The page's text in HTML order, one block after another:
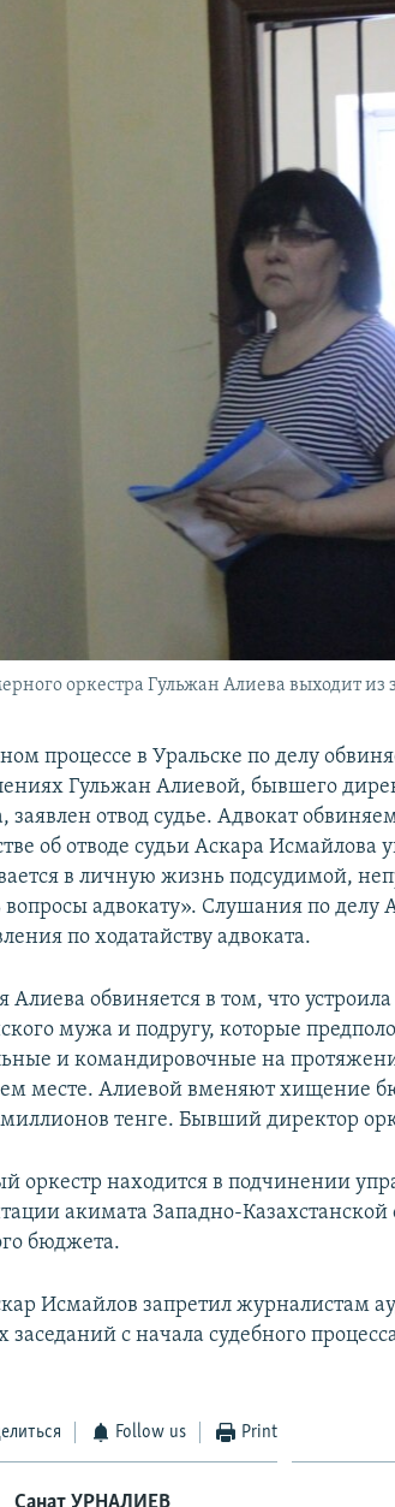
оркестра Гульжан Алиева выходит из
процессе в Уральске по делу
Гульжан Алиевой, бывшего
заявлен отвод судье. Адвокат
об отводе судьи Аскара Исмайлова
в личную жизнь подсудимой,
вопросы адвокату». Слушания по
по ходатайству адвоката.
Алиева обвиняется в том, что
мужа и подругу, которые
и командировочные на
месте. Алиевой вменяют хищение
миллионов тенге. Бывший директор
оркестр находится в подчинении
акимата Западно-Казахстанской
бюджета.
Исмайлов запретил журналистам
заседаний с начала судебного
Follow us Print